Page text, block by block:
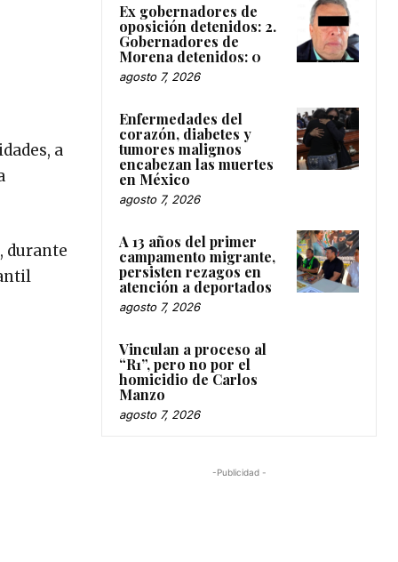
a
durante
Ex gobernadores de
oposición detenidos: 2.
Gobernadores de
Morena detenidos: 0
agosto 7, 2026
Enfermedades del
corazón, diabetes y
tumores malignos
encabezan las muertes
en México
agosto 7, 2026
A 13 años del primer
campamento migrante,
persisten rezagos en
atención a deportados
agosto 7, 2026
Vinculan a proceso al
“R1”, pero no por el
homicidio de Carlos
Manzo
agosto 7, 2026
-Publicidad -